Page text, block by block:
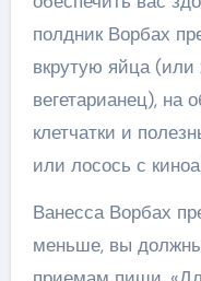
полдник Ворбах
вкрутую яйца
вегетарианец),
клетчатки и
или лосось с
Ванесса Ворбах
меньше, вы